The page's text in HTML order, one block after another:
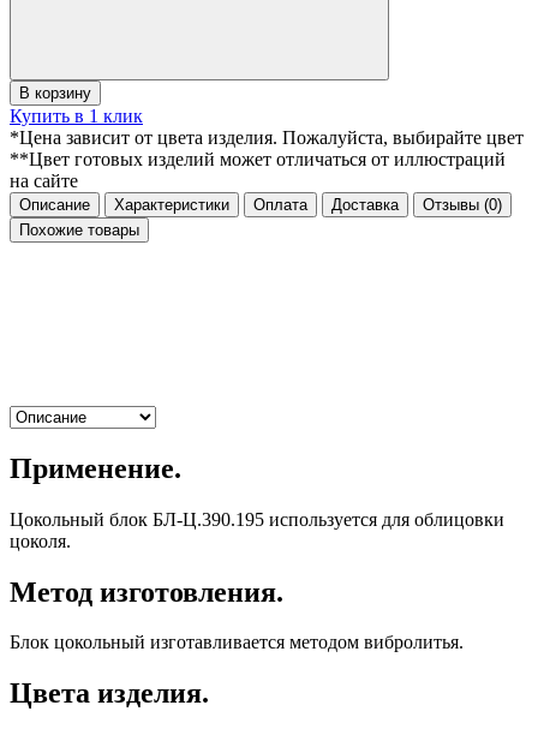
В корзину
Купить в 1 клик
*Цена зависит от цвета изделия. Пожалуйста, выбирайте цвет
**Цвет готовых изделий может отличаться от иллюстраций
на сайте
Описание Характеристики Оплата Доставка Отзывы (0)
Похожие товары
Применение.
Цокольный блок БЛ-Ц.390.195 используется для облицовки
цоколя.
Метод изготовления.
Блок цокольный изготавливается методом вибролитья.
Цвета изделия.